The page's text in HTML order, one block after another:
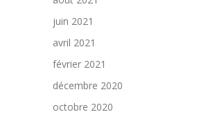
juin 2021
avril 2021
février 2021
décembre 2020
octobre 2020